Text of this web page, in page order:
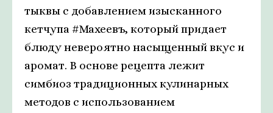
тыквы с добавлением изысканного
кетчупа #Махеевъ, который придает
блюду невероятно насыщенный вкус и
аромат. В основе рецепта лежит
симбиоз традиционных кулинарных
методов с использованием